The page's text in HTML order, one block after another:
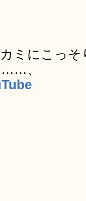
ミにこっ
……、